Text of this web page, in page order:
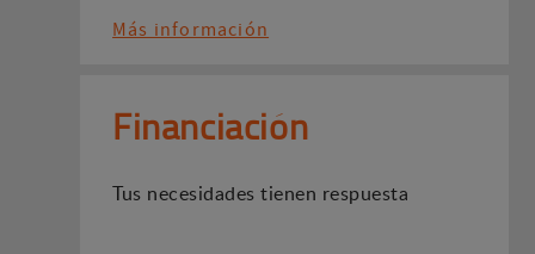
Más información
Financiación
Tus necesidades tienen respuesta